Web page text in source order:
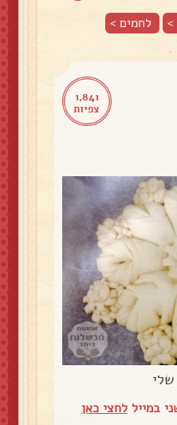
> לחמים>
1,841
צפיות
במייללחצי כאן